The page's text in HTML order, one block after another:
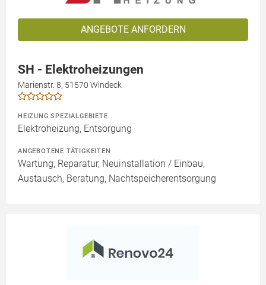
ANGEBOTE ANFORDERN
SH - Elektroheizungen
Marienstr. 8, 51570 Windeck
HEIZUNG SPEZIALGEBIETE
Elektroheizung, Entsorgung
ANGEBOTENE TÄTIGKEITEN
Wartung, Reparatur, Neuinstallation / Einbau,
Austausch, Beratung, Nachtspeicherentsorgung